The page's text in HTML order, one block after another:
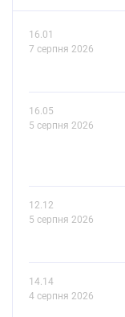
16.01
7 серпня 2026
16.05
5 серпня 2026
12.12
5 серпня 2026
14.14
4 серпня 2026